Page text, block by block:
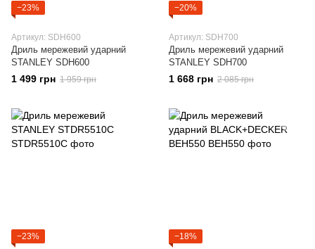
−23%
Артикул: SDH600
Дриль мережевий ударний
STANLEY SDH600
1 499 грн 1 959 грн
−20%
Артикул: SDH700
Дриль мережевий ударний
STANLEY SDH700
1 668 грн 2 085 грн
−23% −18%